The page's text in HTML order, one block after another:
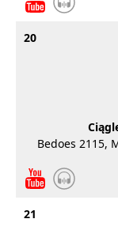
20
Bedoes 2115,
21